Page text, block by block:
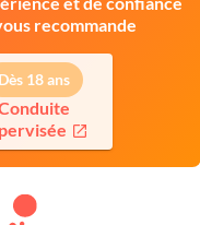
recommande
Dès 18 ans